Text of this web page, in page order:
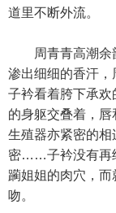
道里不断外流。
周青青高潮余韵
渗出细细的香汗，
子衿看着胯下承欢
的身躯交叠着，唇
生殖器亦紧密的
密……子衿没有再
躏姐姐的肉穴，
吻。